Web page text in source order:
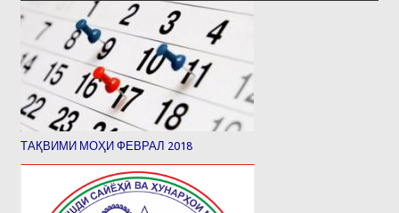
ТАҚВИМИ МОҲИ ФЕВРАЛ 2018